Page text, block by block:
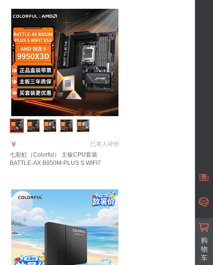
已有人评价
￥
七彩虹（Colorful） 主板CPU套装
BATTLE-AX B850M-PLUS S WIFI7
购
物
车